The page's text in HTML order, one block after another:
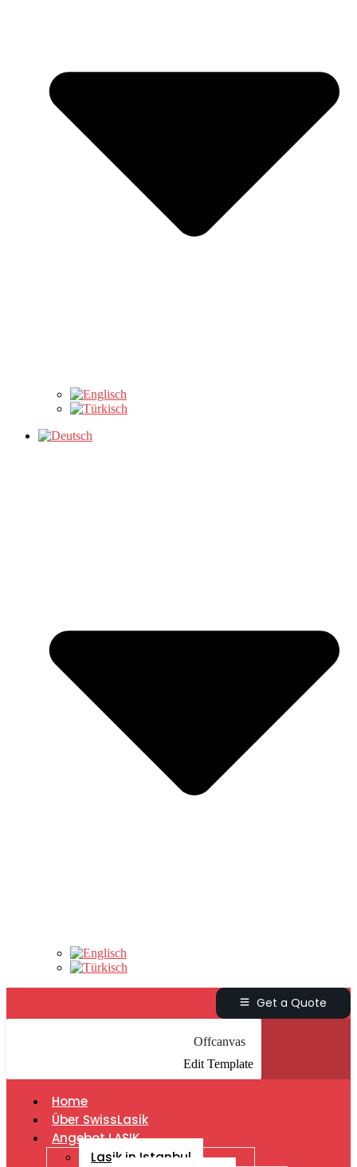
Get a Quote
Offcanvas
Edit Template
Home
Über SwissLasik
Angebot LASIK
Lasik in Istanbul